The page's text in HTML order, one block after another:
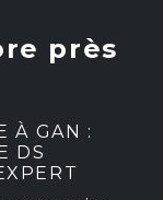
près
À GAN :
DS